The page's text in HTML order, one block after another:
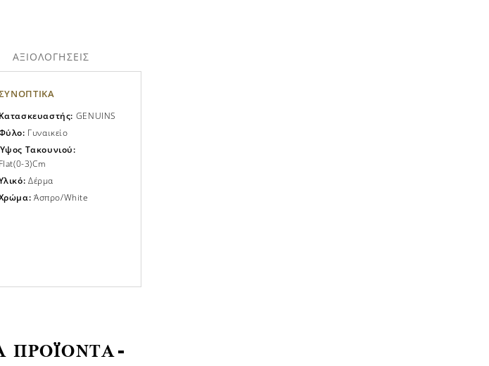
Κατασκευαστής: GENUINS
Γυναικείο
Τακουνιού:
Flat(0-3)cm
Δέρμα
Άσπρο/white
ΑΞΙΟΛΟΓΗΣΕΙΣ
ΠΡΟΪΟΝΤΑ